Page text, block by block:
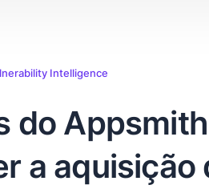
Intelligence
do
a aquisição